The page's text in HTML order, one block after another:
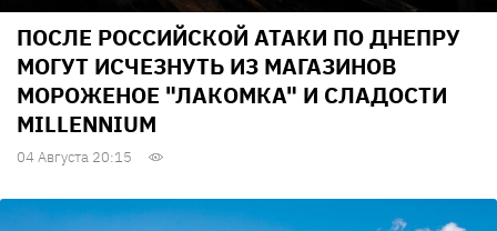
ПОСЛЕ РОССИЙСКОЙ АТАКИ ПО ДНЕПРУ
МОГУТ ИСЧЕЗНУТЬ ИЗ МАГАЗИНОВ
МОРОЖЕНОЕ "ЛАКОМКА" И СЛАДОСТИ
MILLENNIUM
04 Августа 20:15